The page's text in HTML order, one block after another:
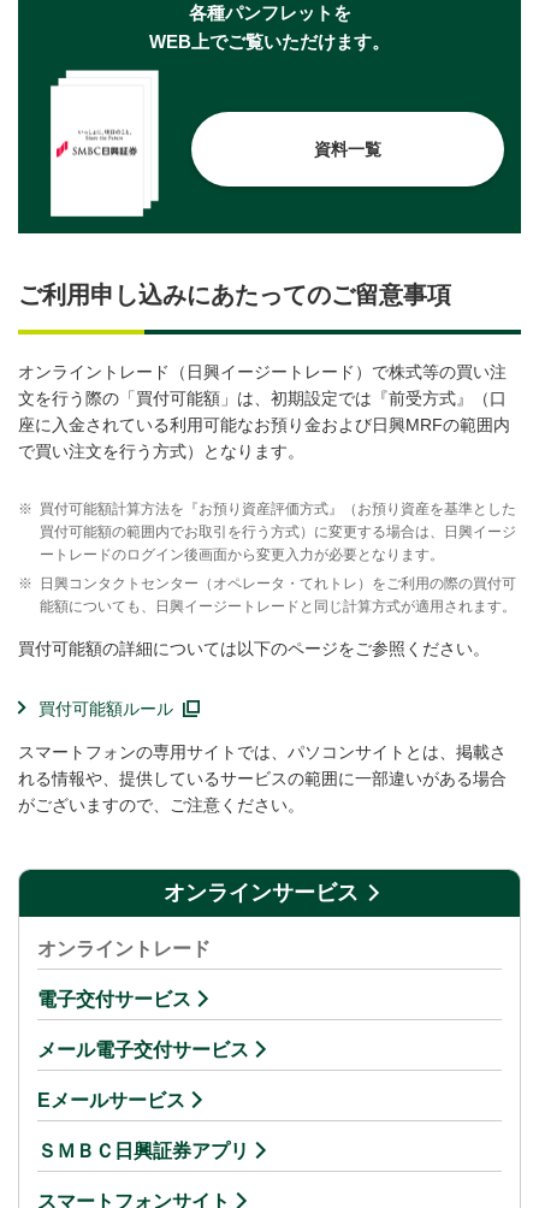
各種パンフレットを
WEB上でご覧いただけます。
資料一覧
ご利用申し込みにあたってのご留意事項
オンライントレード（日興イージートレード）で株式等の買い注
文を行う際の「買付可能額」は、初期設定では『前受方式』（口
座に入金されている利用可能なお預り金および日興MRFの範囲内
で買い注文を行う方式）となります。
※ 買付可能額計算方法を『お預り資産評価方式』（お預り資産を基準とした
買付可能額の範囲内でお取引を行う方式）に変更する場合は、日興イージ
ートレードのログイン後画面から変更入力が必要となります。
※
日興コンタクトセンター（オペレータ・てれトレ）をご利用の際の買付可
能額についても、日興イージートレードと同じ計算方式が適用されます。
買付可能額の詳細については以下のページをご参照ください。
買付可能額ルール
スマートフォンの専用サイトでは、パソコンサイトとは、掲載さ
れる情報や、提供しているサービスの範囲に一部違いがある場合
がございますので、ご注意ください。
オンラインサービス
オンライントレード
電子交付サービス
メール電子交付サービス
Eメールサービス
ＳＭＢＣ日興証券アプリ
スマートフォンサイト